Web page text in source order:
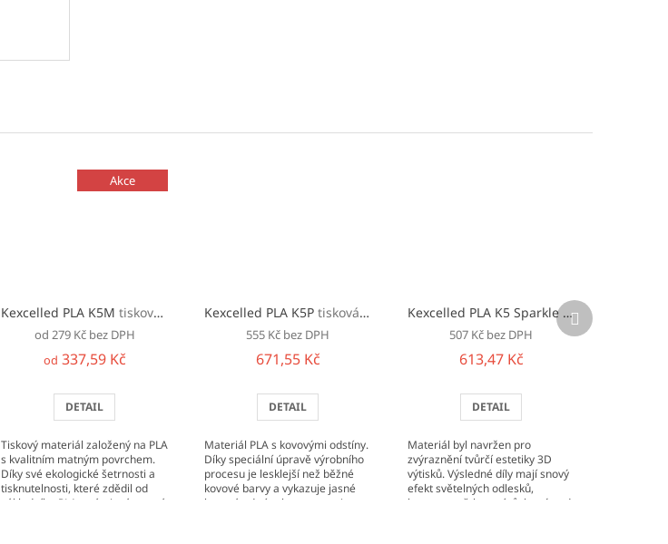
Akce
Kexcelled PLA K5M tisková struna (filament)
od 279 Kč bez DPH
od 337,59 Kč
DETAIL
Tiskový materiál založený na PLA
s kvalitním matným povrchem.
Díky své ekologické šetrnosti a
tisknutelnosti, které zdědil od
základního PLA, prémiové matné
Kexcelled PLA K5P tisková struna (filament)
555 Kč bez DPH
671,55 Kč
DETAIL
Materiál PLA s kovovými odstíny.
Díky speciální úpravě výrobního
procesu je lesklejší než běžné
kovové barvy a vykazuje jasné
kovové odstíny bez nutnosti
Kexcelled PLA K5 Sparkle
tisková struna
507 Kč bez DPH
613,47 Kč
DETAIL
Materiál byl navržen pro
zvýraznění tvůrčí estetiky 3D
výtisků. Výsledné díly mají snový
efekt světelných odlesků,
kontrast světla a stínů, který pod
Další
produkt